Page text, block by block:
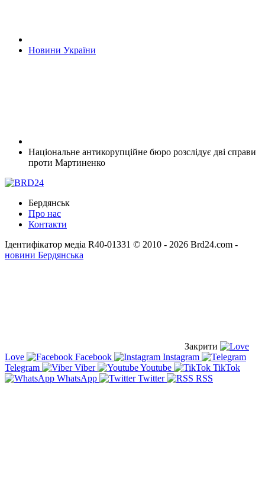
Новини України
Національне антикорупційне бюро розслідує дві справи
проти Мартиненко
Бердянськ
Про нас
Контакти
Ідентифікатор медіа R40-01331 © 2010 - 2026 Brd24.com -
новини Бердянська
Закрити
Love
Facebook
Instagram
Telegram
Viber Youtube
TikTok
WhatsApp
Twitter RSS